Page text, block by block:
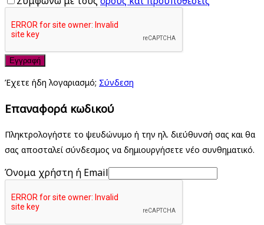
Εγγραφή
Έχετε ήδη λογαριασμό; Σύνδεση
Επαναφορά κωδικού
Πληκτρολογήστε το ψευδώνυμο ή την ηλ. διεύθυνσή σας και θα
σας αποσταλεί σύνδεσμος να δημιουργήσετε νέο συνθηματικό.
Όνομα χρήστη ή Email